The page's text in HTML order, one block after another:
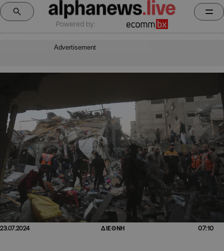
Powered by:
Advertisement
23.07.2024 ΔΙΕΘΝΗ 07:10